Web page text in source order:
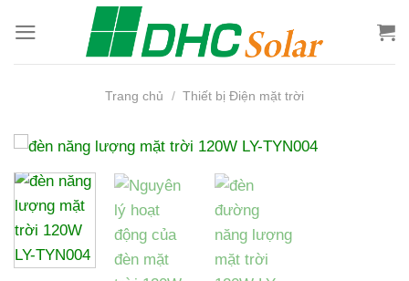
qua
nội
Trang chủ / Thiết bị Điện mặt trời